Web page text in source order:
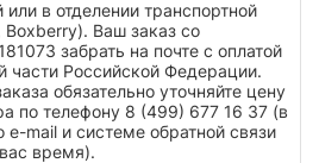
в отделении транспортной
Ваш заказ со
забрать на почте с оплатой
части Российской Федерации.
обязательно уточняйте цену
по телефону 8 (499) 677 16 37 (в
mail и системе обратной связи
время).